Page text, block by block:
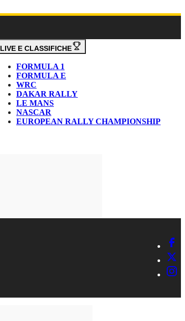
LIVE E CLASSIFICHE
FORMULA 1
FORMULA E
WRC
DAKAR RALLY
LE MANS
NASCAR
EUROPEAN RALLY CHAMPIONSHIP